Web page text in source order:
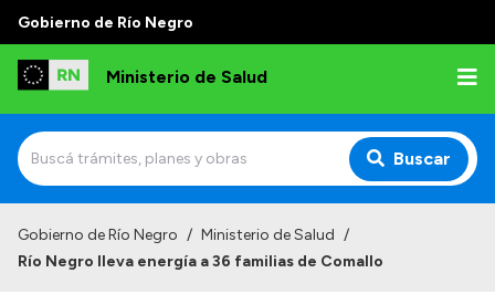
Gobierno de Río Negro
Ministerio de Salud
Buscar
Gobierno de Río Negro / Ministerio de Salud /
Río Negro lleva energía a 36 familias de Comallo